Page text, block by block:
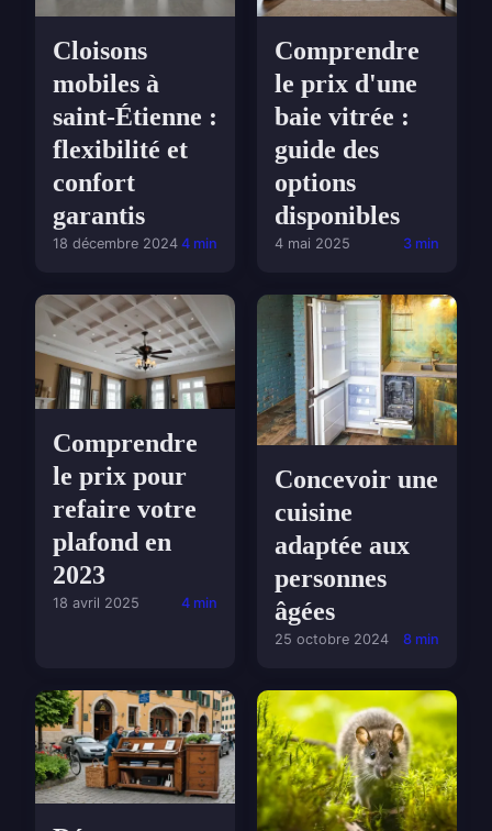
Cloisons
mobiles à
saint-Étienne :
flexibilité et
confort
garantis
18 décembre 2024 4 min
Comprendre
le prix d'une
baie vitrée :
guide des
options
disponibles
4 mai 2025 3 min
Comprendre
le prix pour
refaire votre
plafond en
2023
18 avril 2025 4 min
Concevoir une
cuisine
adaptée aux
personnes
âgées
25 octobre 2024 8 min